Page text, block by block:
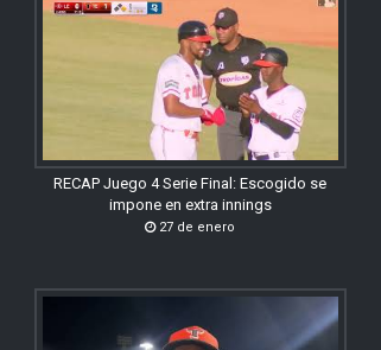
RECAP Juego 4 Serie Final: Escogido se
impone en extra innings
27 de enero